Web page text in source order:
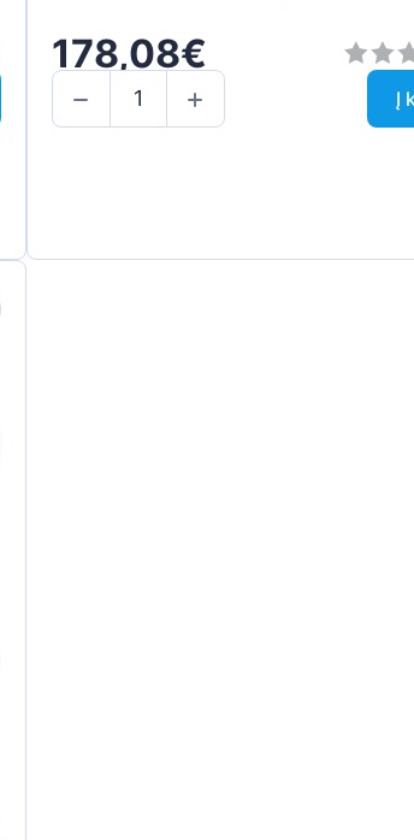
178,08€
Į